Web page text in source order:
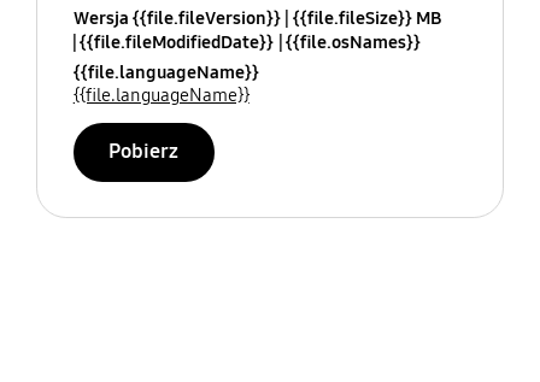
Wersja {{file.fileVersion}} {{file.fileSize}} MB
{{file.fileModifiedDate}} {{file.osNames}}
{{file.languageName}}
{{file.languageName}}
Pobierz